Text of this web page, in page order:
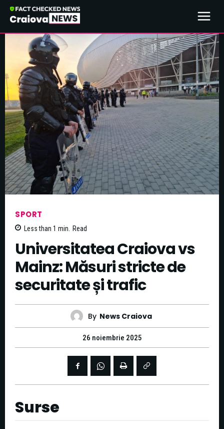
SPORT
Less than 1 min. Read
Universitatea Craiova vs
Mainz: Măsuri stricte de
securitate și trafic
By News Craiova
26 noiembrie 2025
Surse